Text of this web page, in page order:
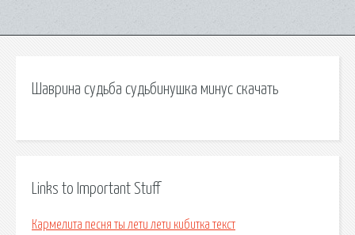
Шаврина судьба судьбинушка минус скачать
Links to Important Stuff
Кармелита песня ты лети лети кибитка текст